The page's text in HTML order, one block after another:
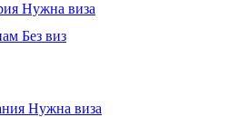
Нужна виза
Без виз
Нужна виза